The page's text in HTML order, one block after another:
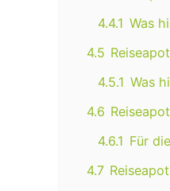
4.4.1 Was
4.5
4.5.1 Was
4.6
4.6.1 Für
4.7